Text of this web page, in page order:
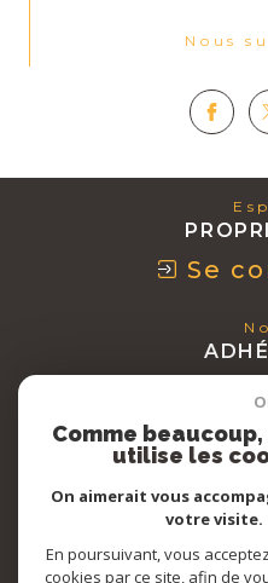
Nous
Se
© 2026 | TOUS DROITS RÉSERVÉS |
NOS HONORAIRES
PLAN DU
Comme
utilise les
On aimerait vous
votre visite.
En poursuivant, vous
cookies par ce site, afin de